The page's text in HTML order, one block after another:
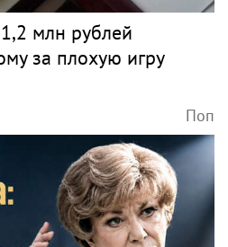
млн рублей
за плохую игру
Поп